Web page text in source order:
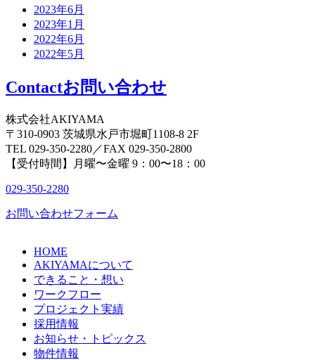
2023年6月
2023年1月
2022年6月
2022年5月
Contactお問い合わせ
株式会社AKIYAMA
〒310-0903 茨城県水戸市堀町1108-8 2F
TEL 029-350-2280／FAX 029-350-2800
【受付時間】月曜〜金曜 9：00〜18：00
029-350-2280
お問い合わせフォーム
HOME
AKIYAMAについて
できること・想い
ワークフロー
プロジェクト実績
採用情報
お知らせ・トピックス
物件情報